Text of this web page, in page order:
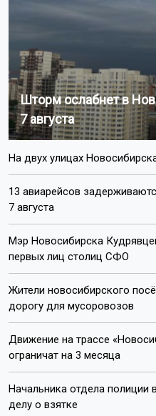
Шторм ослабнет в
7 августа
На двух улицах
13 авиарейсов
7 августа
Мэр Новосибирска
первых лиц столиц СФО
Жители новосибирского
дорогу для мусоровозов
Движение на трассе
ограничат на 3 месяца
Начальника отдела полиции
делу о взятке